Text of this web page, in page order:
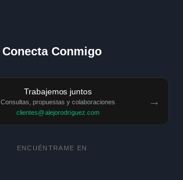
Conecta Conmigo
Trabajemos juntos
Consultas, propuestas y colaboraciones
clientes@alejorodriguez.com
→
ENCUÉNTRAME EN